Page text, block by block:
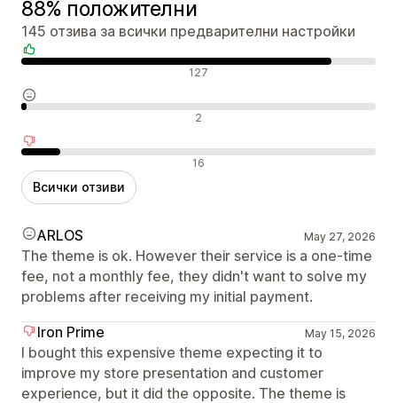
88% положителни
145 отзива за всички предварителни настройки
Положителни отзиви 127
Неутрални отзиви 2
Отрицателни отзиви 16
Всички отзиви
ARLOS May 27, 2026
The theme is ok. However their service is a one-time
fee, not a monthly fee, they didn't want to solve my
problems after receiving my initial payment.
Iron Prime
May 15, 2026
I bought this expensive theme expecting it to
improve my store presentation and customer
experience, but it did the opposite. The theme is